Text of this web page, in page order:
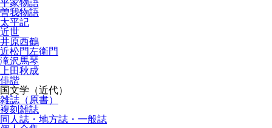
平家物語
曽我物語
太平記
近世
井原西鶴
近松門左衛門
滝沢馬琴
上田秋成
俳諧
国文学（近代）
雑誌（原書）
複刻雑誌
同人誌・地方誌・一般誌